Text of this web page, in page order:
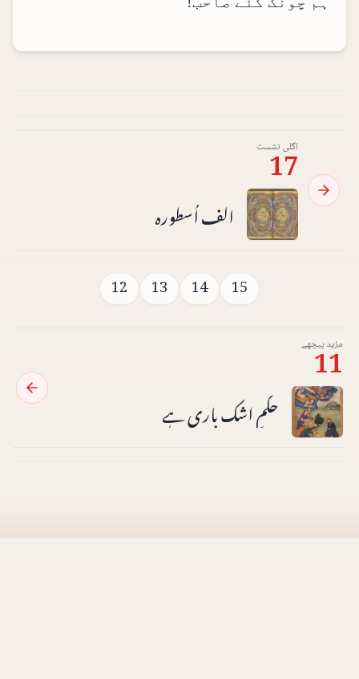
مزید پیچھے
11
حکمِ اشک باری ہے
12 13 14 15
اگلی نشست
17
الف اُسطورہ